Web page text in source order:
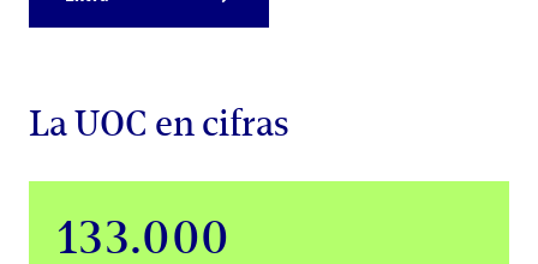
La UOC en cifras
133.000